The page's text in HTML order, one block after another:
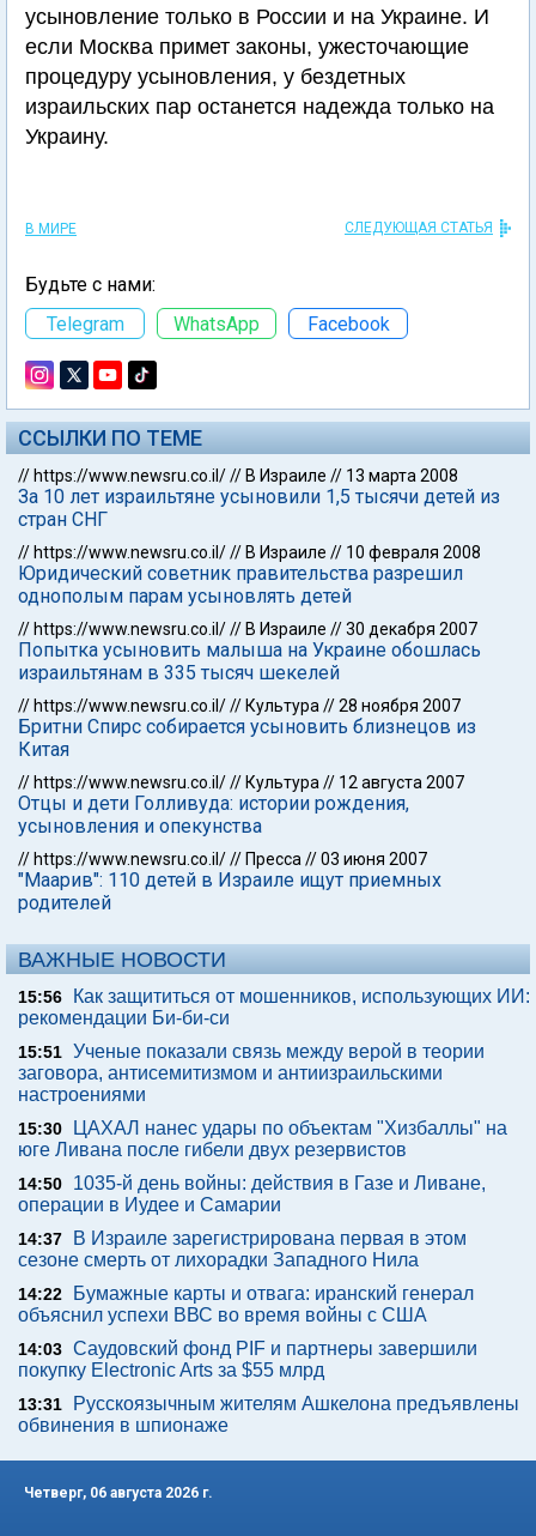
усыновление только в России и на Украине. И
если Москва примет законы, ужесточающие
процедуру усыновления, у бездетных
израильских пар останется надежда только на
Украину.
В МИРЕ СЛЕДУЮЩАЯ СТАТЬЯ
Будьте с нами:
Telegram
WhatsApp Facebook
ССЫЛКИ ПО ТЕМЕ
// https://www.newsru.co.il/// В Израиле // 13 марта 2008
За 10 лет израильтяне усыновили 1,5 тысячи детей из
стран СНГ
// https://www.newsru.co.il/// В Израиле // 10 февраля 2008
Юридический советник правительства разрешил
однополым парам усыновлять детей
// https://www.newsru.co.il/// В Израиле //30 декабря 2007
Попытка усыновить малыша на Украине обошлась
израильтянам в 335 тысяч шекелей
// https://www.newsru.co.il/// Культура //28 ноября 2007
Бритни Спирс собирается усыновить близнецов из
Китая
// https://www.newsru.co.il/// Культура // 12 августа 2007
Отцы и дети Голливуда: истории рождения,
усыновления и опекунства
// https://www.newsru.co.il/// Пресса //03 июня 2007
"Маарив": 110 детей в Израиле ищут приемных
родителей
ВАЖНЫЕ НОВОСТИ
15:56
Как защититься от мошенников, использующих ИИ:
рекомендации Би-би-си
15:51 Ученые показали связь между верой в теории
заговора, антисемитизмом и антиизраильскими
настроениями
15:30
ЦАХАЛ нанес удары по объектам "Хизбаллы" на
юге Ливана после гибели двух резервистов
14:50
1035-й день войны: действия в Газе и Ливане,
операции в Иудее и Самарии
14:37
В Израиле зарегистрирована первая в этом
сезоне смерть от лихорадки Западного Нила
14:22
Бумажные карты и отвага: иранский генерал
объяснил успехи ВВС во время войны с США
14:03 Саудовский фонд PIF и партнеры завершили
покупку Electronic Arts за $55 млрд
13:31
Русскоязычным жителям Ашкелона предъявлены
обвинения в шпионаже
Четверг, 06 августа 2026 г.